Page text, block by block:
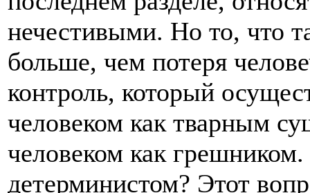
нечестивыми. Но то, что
больше, чем потеря
контроль, который
человеком как тварным
человеком как
детерминистом? Этот